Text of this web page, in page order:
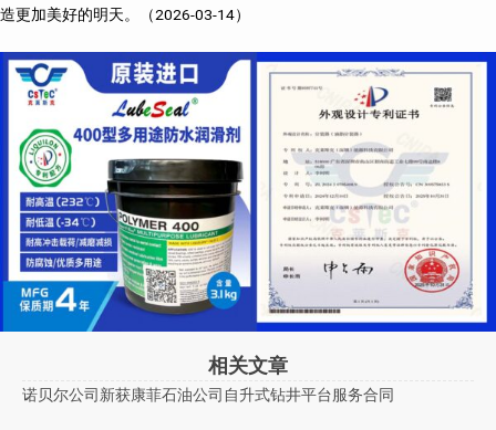
造更加美好的明天。（2026-03-14）
相关文章
诺贝尔公司新获康菲石油公司自升式钻井平台服务合同